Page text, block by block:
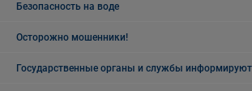
Безопасность на воде
Осторожно мошенники!
Государственные органы и службы информируют